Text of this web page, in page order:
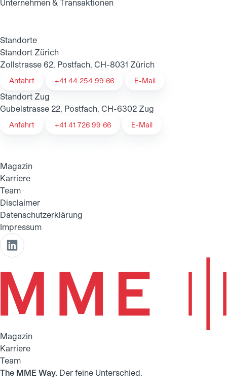
Unternehmen & Transaktionen
Standorte
Standort Zürich
Zollstrasse 62, Postfach, CH-8031 Zürich
Anfahrt +41 44 254 99 66 E-Mail
Standort Zug
Gubelstrasse 22, Postfach, CH-6302 Zug
Anfahrt +41 41 726 99 66 E-Mail
Magazin
Karriere
Team
Disclaimer
Datenschutzerklärung
Impressum
Magazin
Karriere
Team
The MME Way. Der feine Unterschied.